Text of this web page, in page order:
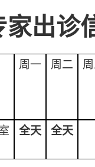
家出诊
周一 周二
全天 全天